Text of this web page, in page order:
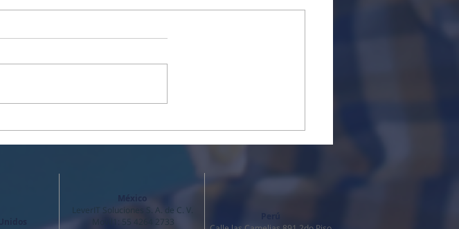
LeverIT Soluciones S. A. de C. V.
Movil1: 55 4264 2733